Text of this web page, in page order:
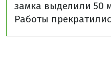
замка выделили 50
Работы